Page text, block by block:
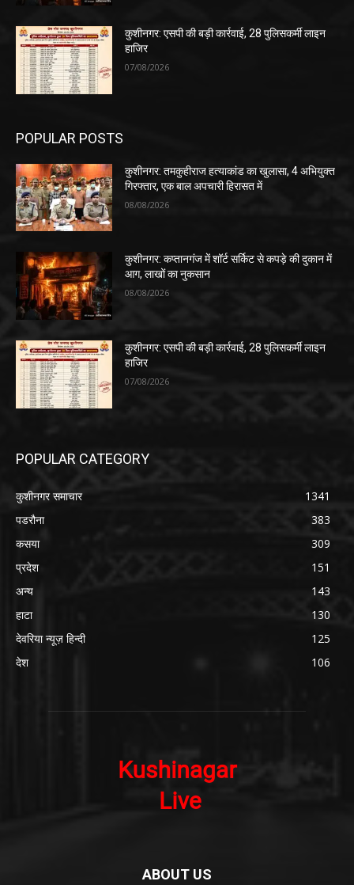
कुशीनगर: एसपी की बड़ी कार्रवाई, 28 पुलिसकर्मी लाइन
हाजिर
07/08/2026
POPULAR POSTS
कुशीनगर: तमकुहीराज हत्याकांड का खुलासा, 4 अभियुक्त
गिरफ्तार, एक बाल अपचारी हिरासत में
08/08/2026
कुशीनगर: कप्तानगंज में शॉर्ट सर्किट से कपड़े की दुकान में
आग, लाखों का नुकसान
08/08/2026
कुशीनगर: एसपी की बड़ी कार्रवाई, 28 पुलिसकर्मी लाइन
हाजिर
07/08/2026
POPULAR CATEGORY
कुशीनगर समाचार
1341
पडरौना
383
कसया
309
प्रदेश
151
अन्य
143
हाटा
130
देवरिया न्यूज़ हिन्दी
125
देश
106
ABOUT US